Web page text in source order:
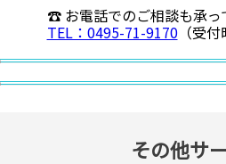
☎ お電話でのご相談も承っ
TEL：0495-71-9170（受付
その他サ